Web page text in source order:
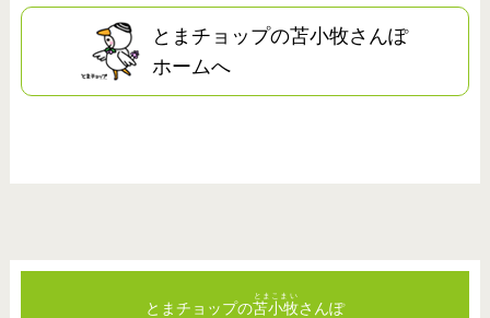
とまチョップの苫小牧さんぽ
ホームへ
とまチョップの苫小牧
とまこまい
さんぽ